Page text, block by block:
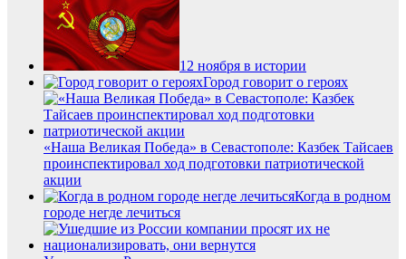
12 ноября в истории
Город говорит о героях
«Наша Великая Победа» в Севастополе: Казбек Тайсаев
проинспектировал ход подготовки патриотической
акции
Когда в родном
городе негде лечиться